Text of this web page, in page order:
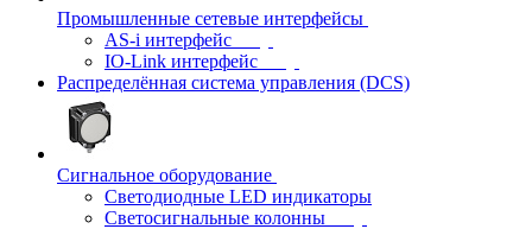
Промышленные сетевые интерфейсы
AS-i интерфейс
IO-Link интерфейс
Распределённая система управления (DCS)
Сигнальное оборудование
Светодиодные LED индикаторы
Светосигнальные колонны